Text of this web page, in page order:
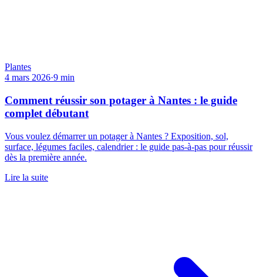
Plantes
4 mars 2026·9 min
Comment réussir son potager à Nantes : le guide
complet débutant
Vous voulez démarrer un potager à Nantes ? Exposition, sol,
surface, légumes faciles, calendrier : le guide pas-à-pas pour réussir
dès la première année.
Lire la suite